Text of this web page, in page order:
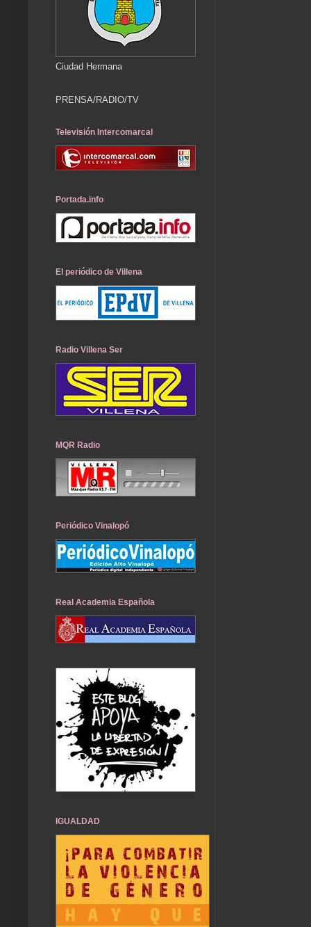
Ciudad Hermana
PRENSA/RADIO/TV
Televisión Intercomarcal
Portada.info
El periódico de Villena
Radio Villena Ser
MQR Radio
Periódico Vinalopó
Real Academia Española
IGUALDAD